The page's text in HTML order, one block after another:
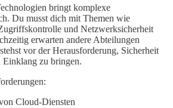
bringt komplexe
Du musst dich mit Themen wie
und Netzwerksicherheit
erwarten andere Abteilungen
vor der Herausforderung, Sicherheit
zu bringen.
Cloud-Diensten